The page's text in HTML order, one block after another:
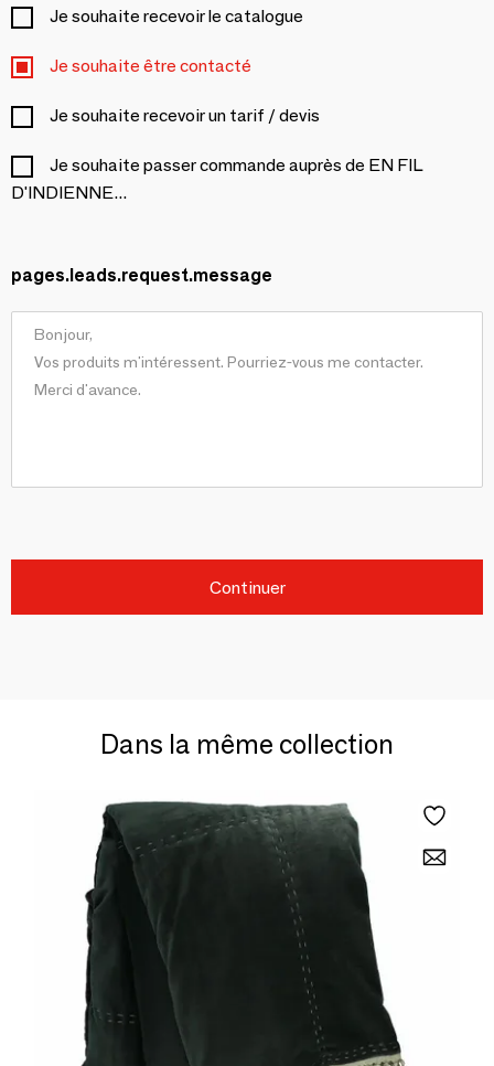
Je souhaite recevoir le catalogue
Je souhaite être contacté
Je souhaite recevoir un tarif / devis
Je souhaite passer commande auprès de EN FIL
D'INDIENNE...
pages.leads.request.message
Continuer
Dans la même collection